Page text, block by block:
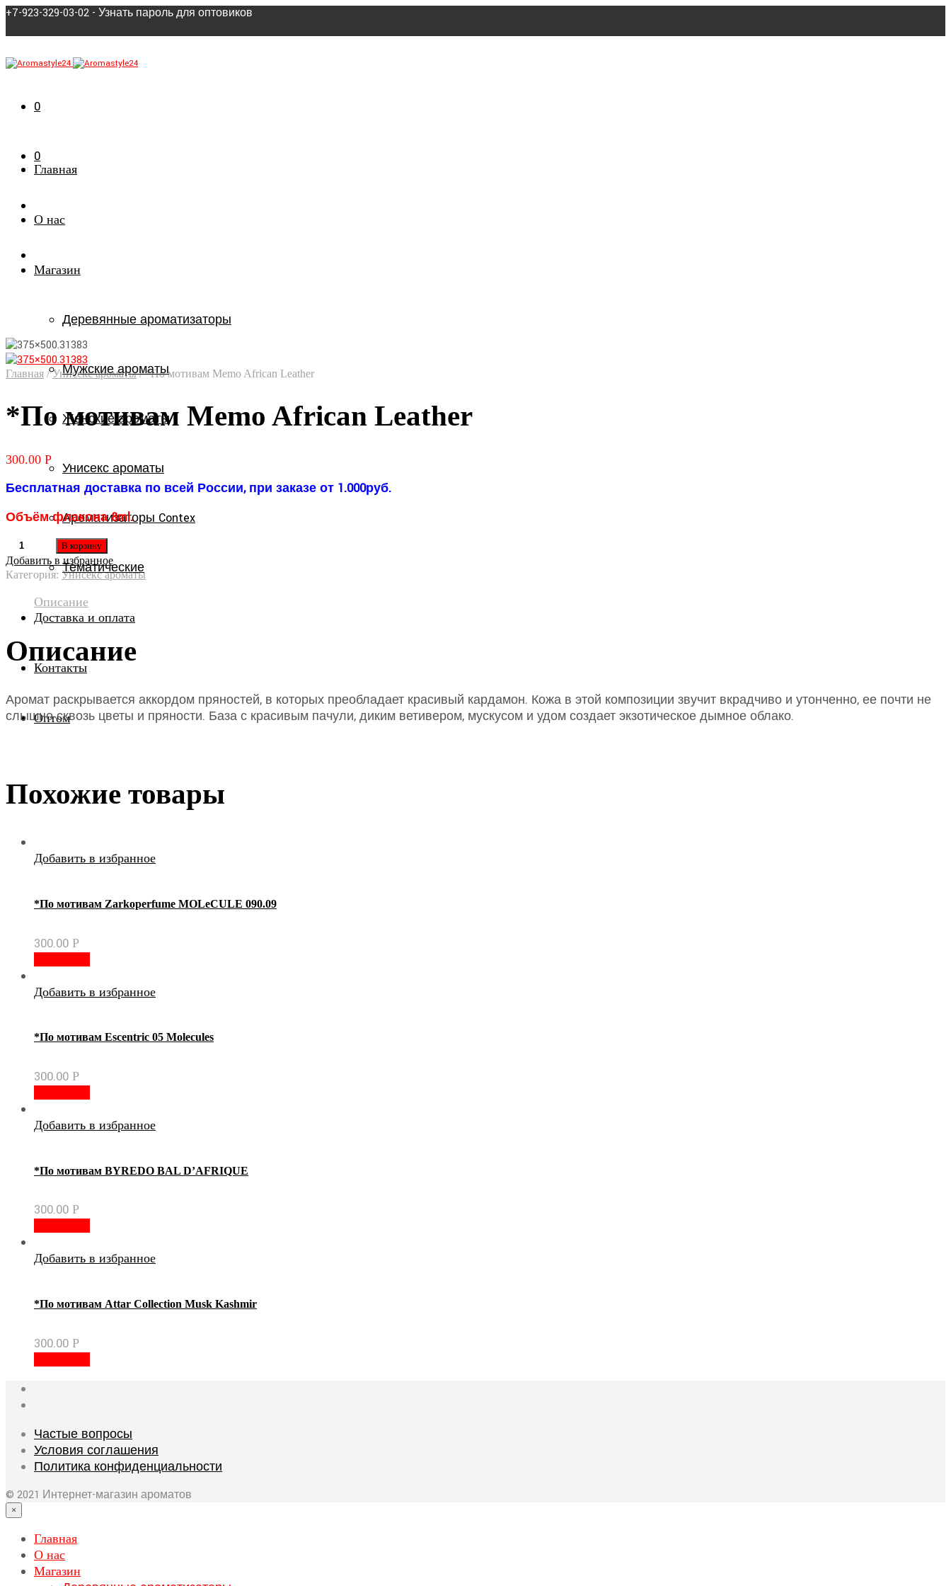
+7-923-329-03-02 - Узнать пароль для оптовиков
0
0
Главная
О нас
Магазин
Деревянные ароматизаторы
Мужские ароматы
Женские ароматы
Унисекс ароматы
Ароматизаторы Contex
Тематические
Доставка и оплата
Контакты
Оптом
Главная / Унисекс ароматы /*По мотивам Memo African Leather
*По мотивам Memo African Leather
300.00 Р
Бесплатная доставка по всей России, при заказе от 1.000руб.
Объём флакона 8ml.
В корзину
Добавить в избранное
Категория: Унисекс ароматы
Описание
Описание
Аромат раскрывается аккордом пряностей, в которых преобладает красивый кардамон. Кожа в этой композиции звучит вкрадчиво и утонченно, ее почти не
слышно сквозь цветы и пряности. База с красивым пачули, диким ветивером, мускусом и удом создает экзотическое дымное облако.
Похожие товары
Добавить в избранное
*По мотивам Zаrkореrfumе МОLеСULЕ 090.09
300.00 Р
Добавить в избранное
*По мотивам Escentric 05 Molecules
300.00 Р
Добавить в избранное
*По мотивам BYREDO BAL D’AFRIQUE
300.00 Р
Добавить в избранное
*По мотивам Attar Collection Musk Kashmir
300.00 Р
Частые вопросы
Условия соглашения
Политика конфиденциальности
© 2021 Интернет-магазин ароматов
×
Главная
О нас
Магазин